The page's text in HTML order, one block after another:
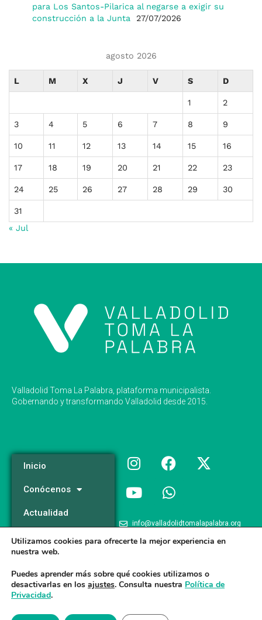
para Los Santos-Pilarica al negarse a exigir su
construcción a la Junta
27/07/2026
agosto 2026
L M X J V S D
1 2
3 4 5 6 7 8 9
10 11 12 13 14 15 16
17 18 19 20 21 22 23
24 25 26 27 28 29 30
31
« Jul
Valladolid Toma La Palabra, plataforma municipalista.
Gobernando y transformando Valladolid desde 2015.
Inicio
Conócenos
Actualidad
Programa
info@valladolidtomalapalabra.org
+34 983 426 124
Utilizamos cookies para ofrecerte la mejor experiencia en
nuestra web.
Puedes aprender más sobre qué cookies utilizamos o
desactivarlas en los ajustes. Consulta nuestra Política de
Privacidad.